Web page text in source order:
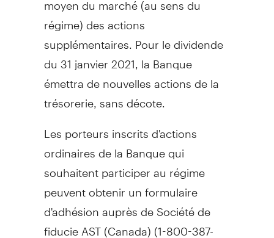
régime) des actions
supplémentaires. Pour le dividende
du 31 janvier 2021, la Banque
émettra de nouvelles actions de la
trésorerie, sans décote.
Les porteurs inscrits d'actions
ordinaires de la Banque qui
souhaitent participer au régime
peuvent obtenir un formulaire
d'adhésion auprès de Société de
fiducie AST (Canada) (1-800-387-